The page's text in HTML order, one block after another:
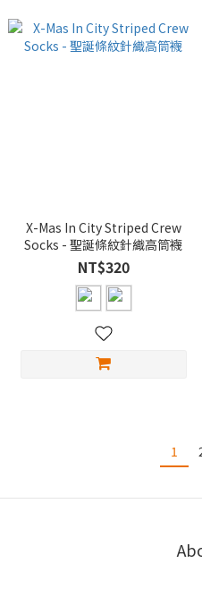
X-Mas In City Striped Crew
Socks - 聖誕條紋針織高筒襪
NT$320
1